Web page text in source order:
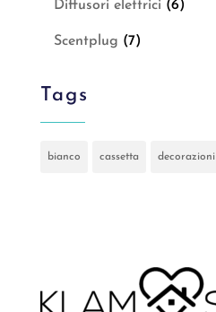
Diffusori elettrici (6)
Scentplug (7)
Tags
bianco cassetta decorazioni